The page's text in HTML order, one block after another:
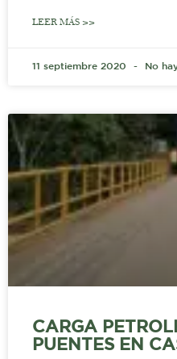
LEER MÁS >>
11 septiembre 2020 No
CARGA
PUENTES EN